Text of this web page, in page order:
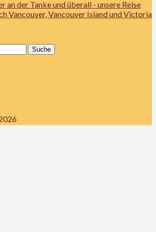
an der Tanke und überall - unsere Reise
Vancouver, Vancouver Island und Victoria